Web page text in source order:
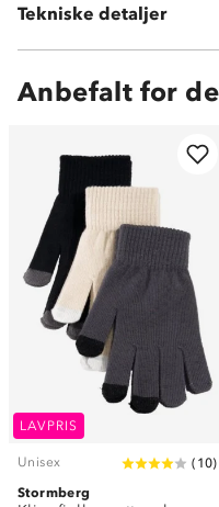
Tekniske detaljer
Volum: 15 L
Anbefalt for
LAVPRIS
Unisex ( 10)
Stormberg